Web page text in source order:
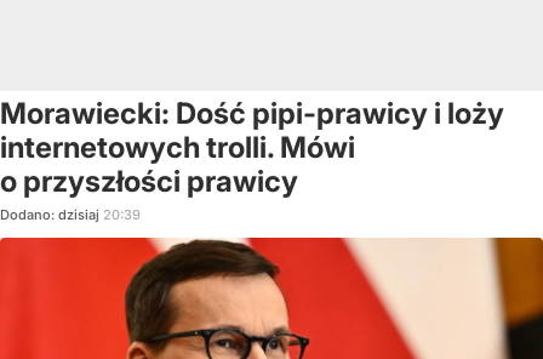
Morawiecki: Dość pipi-prawicy i loży
internetowych trolli. Mówi
o przyszłości prawicy
Dodano: dzisiaj 20:39